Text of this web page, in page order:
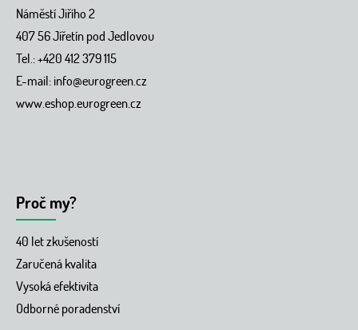
Náměstí Jiřího 2
407 56 Jířetín pod Jedlovou
Tel.: +420 412 379 115
E-mail:info@eurogreen.cz
www.eshop.eurogreen.cz
Proč my?
40 let zkušeností
Zaručená kvalita
Vysoká efektivita
Odborné poradenství